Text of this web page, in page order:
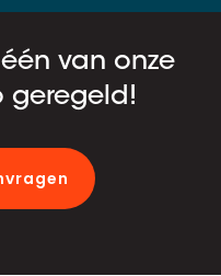
van onze
geregeld!